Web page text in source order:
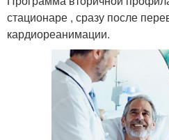
стационаре , сразу после
кардиореанимации.